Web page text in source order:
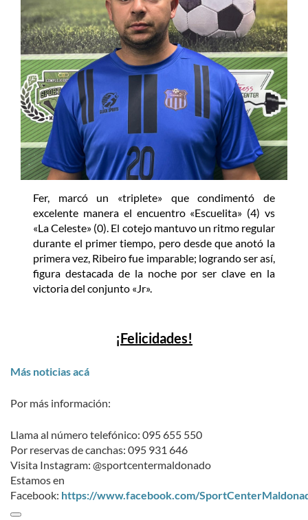
Fer, marcó un «triplete» que condimentó de
excelente manera el encuentro «Escuelita» (4) vs
«La Celeste» (0). El cotejo mantuvo un ritmo regular
durante el primer tiempo, pero desde que anotó la
primera vez, Ribeiro fue imparable; logrando ser así,
figura destacada de la noche por ser clave en la
victoria del conjunto «Jr».
¡Felicidades!
Más noticias acá
Por más información:
Llama al número telefónico: 095 655 550
Por reservas de canchas: 095 931 646
Visita Instagram: @sportcentermaldonado
Estamos en
Facebook: https://www.facebook.com/